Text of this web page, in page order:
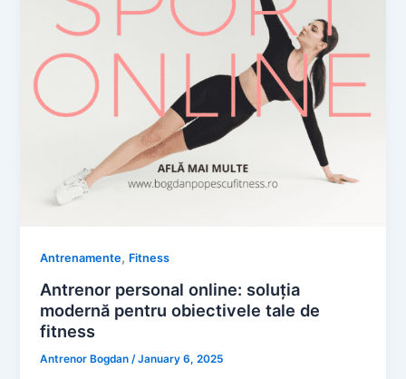
Antrenamente, Fitness
Antrenor personal online: soluția
modernă pentru obiectivele tale de
fitness
Antrenor Bogdan/January 6, 2025